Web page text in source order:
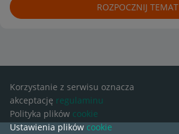
ROZPOCZNIJ TEMAT
Korzystanie z serwisu oznacza
akceptację regulaminu
Polityka plików cookie
Ustawienia plików cookie